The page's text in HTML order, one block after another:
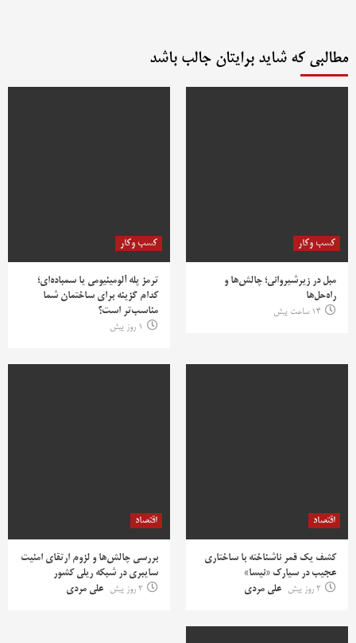
مطالبی که شاید برایتان جالب باشد
کسب وکار
مبل در زیرشیروانی؛ چالش‌ها و
راه‌حل‌ها
14 ساعت پیش
کسب وکار
ترمز پله آلومینیومی یا سمباده‌ای؛
کدام گزینه برای ساختمان شما
مناسب‌تر است؟
1 روز پیش
اقتصاد
کشف یک قمر ناشناخته با ساختاری
عجیب در سیارک «نیسا»
2 روز پیش
علی مردی
اقتصاد
بررسی چالش‌ها و لزوم ارتقای امنیت
سایبری در شبکه ریلی کشور
2 روز پیش
علی مردی